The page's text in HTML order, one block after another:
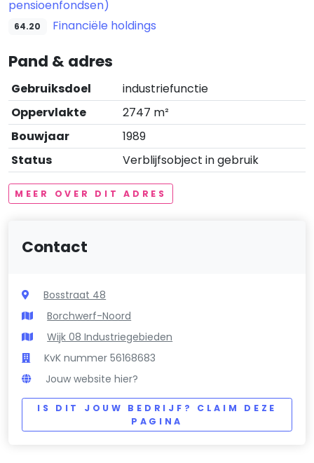
pensioenfondsen)
64.20 Financiële holdings
Pand & adres
Gebruiksdoel
industriefunctie
Oppervlakte
2747 m²
Bouwjaar
1989
Status
Verblijfsobject in gebruik
MEER OVER DIT ADRES
Contact
Bosstraat 48
Borchwerf-Noord
Wijk 08 Industriegebieden
KvK nummer 56168683
Jouw website hier?
IS DIT JOUW BEDRIJF? CLAIM DEZE
PAGINA